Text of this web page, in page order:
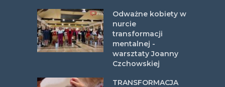
Odważne kobiety w
nurcie
transformacji
mentalnej -
warsztaty Joanny
Czchowskiej
TRANSFORMACJA